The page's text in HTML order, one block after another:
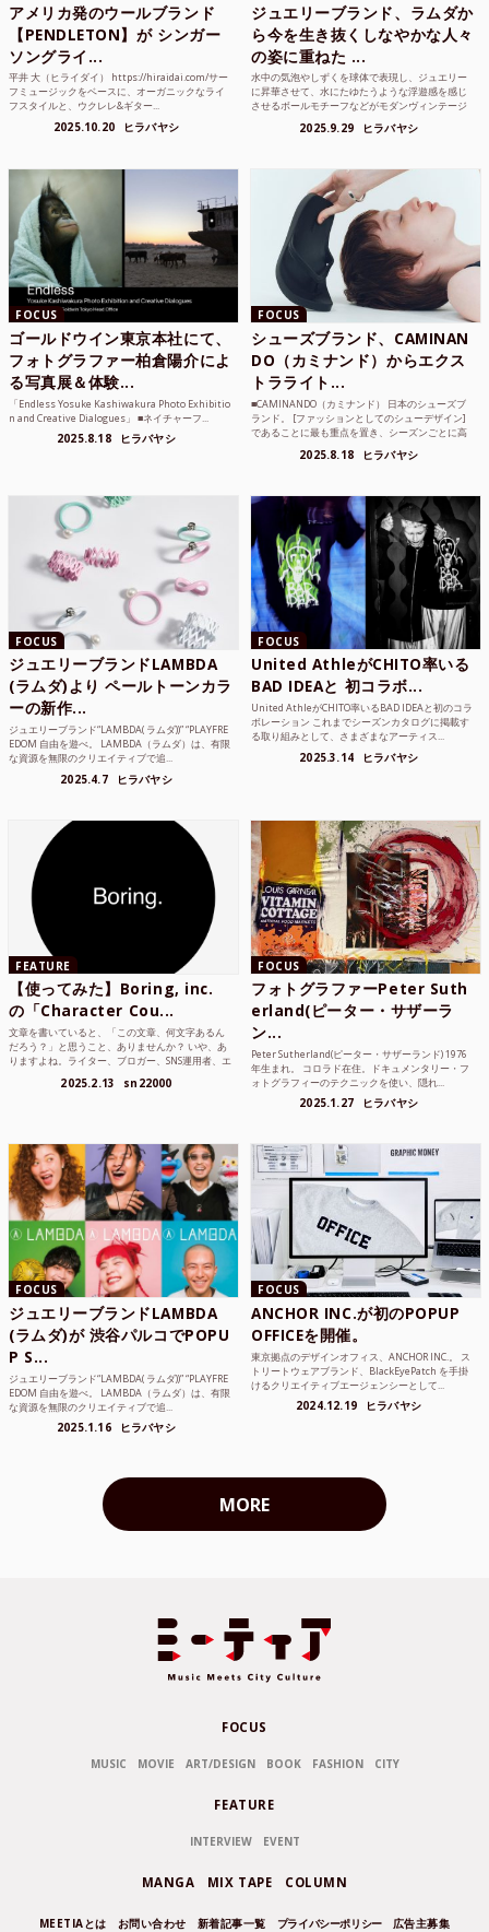
アメリカ発のウールブランド
【PENDLETON】が シンガー
ソングライ...
平井 大（ヒライダイ） https://hiraidai.com/サー
フミュージックをベースに、オーガニックなライ
フスタイルと、ウクレレ&ギター...
2025.10.20 ヒラバヤシ
ジュエリーブランド、ラムダか
ら今を生き抜くしなやかな人々
の姿に重ねた ...
水中の気泡やしずくを球体で表現し、ジュエリー
に昇華させて、水にたゆたうような浮遊感を感じ
させるボールモチーフなどがモダンヴィンテージ
2025.9.29 ヒラバヤシ
FOCUS
ゴールドウイン東京本社にて、
フォトグラファー柏倉陽介によ
る写真展＆体験...
「Endless Yosuke Kashiwakura Photo Exhibitio
n and Creative Dialogues」 ■ネイチャーフ...
2025.8.18 ヒラバヤシ
FOCUS
シューズブランド、CAMINAN
DO（カミナンド）からエクス
トラライト...
■CAMINANDO（カミナンド） 日本のシューズブ
ランド。 [ファッションとしてのシューデザイン]
であることに最も重点を置き、シーズンごとに高
2025.8.18 ヒラバヤシ
FOCUS
ジュエリーブランドLAMBDA
(ラムダ)より ペールトーンカラ
ーの新作...
ジュエリーブランド“LAMBDA( ラムダ))” “PLAYFRE
EDOM 自由を遊べ。 LAMBDA（ラムダ）は、有限
な資源を無限のクリエイティブで追...
2025.4.7 ヒラバヤシ
FOCUS
United AthleがCHITO率いる
BAD IDEAと 初コラボ...
United AthleがCHITO率いるBAD IDEAと初のコラ
ボレーション これまでシーズンカタログに掲載す
る取り組みとして、さまざまなアーティス...
2025.3.14 ヒラバヤシ
FEATURE
【使ってみた】Boring, inc.
の「Character Cou...
文章を書いていると、「この文章、何文字あるん
だろう？」と思うこと、ありませんか？ いや、あ
りますよね。ライター、ブロガー、SNS運用者、エ
2025.2.13 sn22000
FOCUS
フォトグラファーPeter Suth
erland(ピーター・サザーラ
ン...
Peter Sutherland(ピーター・サザーランド) 1976
年生まれ。 コロラド在住。ドキュメンタリー・フ
ォトグラフィーのテクニックを使い、隠れ...
2025.1.27 ヒラバヤシ
FOCUS
ジュエリーブランドLAMBDA
(ラムダ)が 渋谷パルコでPOPU
P S...
ジュエリーブランド“LAMBDA( ラムダ))” “PLAYFRE
EDOM 自由を遊べ。 LAMBDA（ラムダ）は、有限
な資源を無限のクリエイティブで追...
2025.1.16 ヒラバヤシ
FOCUS
ANCHOR INC.が初のPOPUP
OFFICEを開催。
東京拠点のデザインオフィス、ANCHOR INC.。 ス
トリートウェアブランド、BlackEyePatch を手掛
けるクリエイティブエージェンシーとして...
2024.12.19 ヒラバヤシ
MORE
FOCUS
MUSIC MOVIE ART/DESIGN BOOK FASHION CITY
FEATURE
INTERVIEW EVENT
MANGA MIX TAPE COLUMN
MEETIAとは お問い合わせ 新着記事一覧 プライバシーポリシー 広告主募集